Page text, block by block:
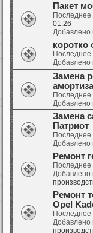
Пакет
01:26
Добавлено
коротко
Добавлено
Замена
Добавлено
Замена
Патриот
Добавлено
Ремонт
Добавлено
Ремонт
Opel
Добавлено